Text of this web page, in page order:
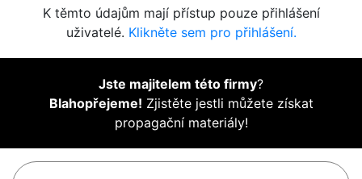
K těmto údajům mají přístup pouze přihlášení
uživatelé. Klikněte sem pro přihlášení.
Jste majitelem této firmy?
Blahopřejeme! Zjistěte jestli můžete získat
propagační materiály!